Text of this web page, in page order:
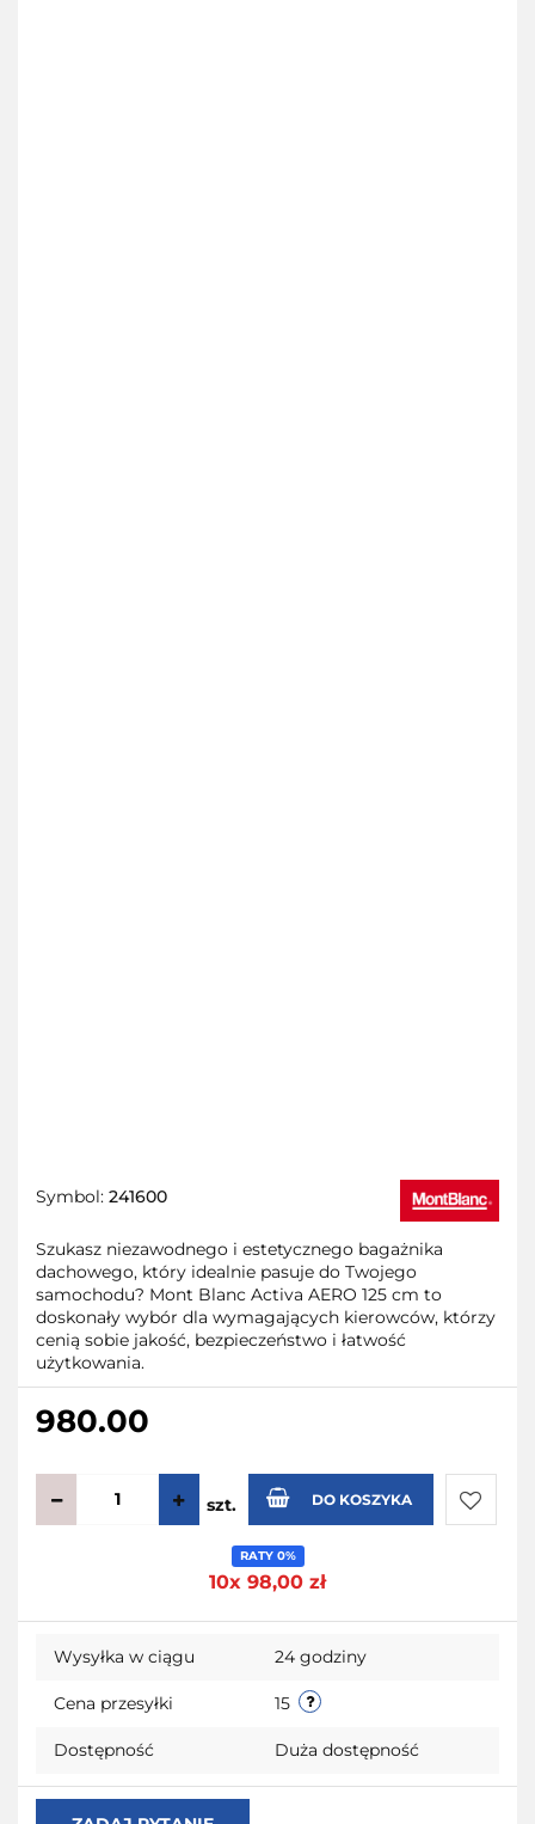
Symbol: 241600
Szukasz niezawodnego i estetycznego bagażnika
dachowego, który idealnie pasuje do Twojego
samochodu? Mont Blanc Activa AERO 125 cm to
doskonały wybór dla wymagających kierowców, którzy
cenią sobie jakość, bezpieczeństwo i łatwość
użytkowania.
980.00
szt. DO KOSZYKA
RATY 0%
10x 98,00 zł
Wysyłka w ciągu 24 godziny
Cena przesyłki 15
Dostępność Duża dostępność